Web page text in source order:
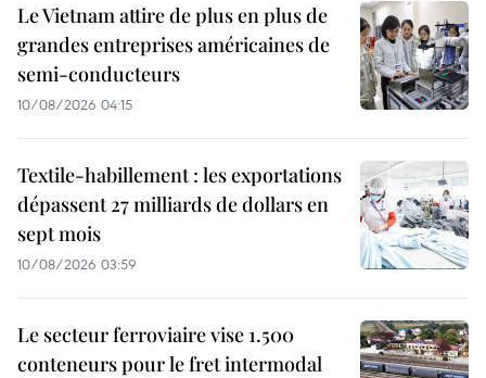
Le Vietnam attire de plus en plus de
grandes entreprises américaines de
semi-conducteurs
10/08/2026 04:15
Textile-habillement : les exportations
dépassent 27 milliards de dollars en
sept mois
10/08/2026 03:59
Le secteur ferroviaire vise 1.500
conteneurs pour le fret intermodal